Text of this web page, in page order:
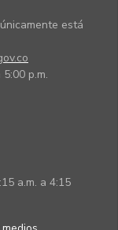
está
p.m.
a.m. a 4:15